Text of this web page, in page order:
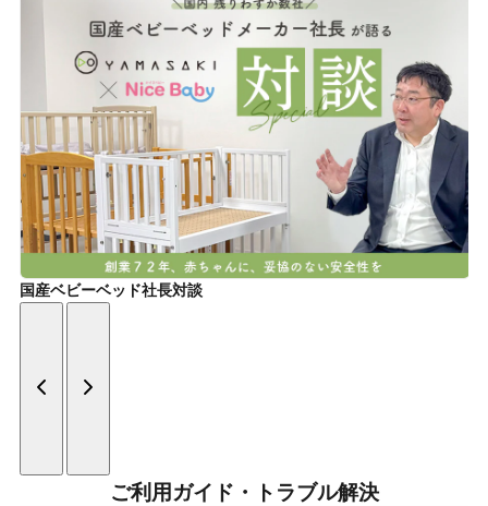
国産ベビーベッド社長対談
ご利用ガイド・トラブル解決